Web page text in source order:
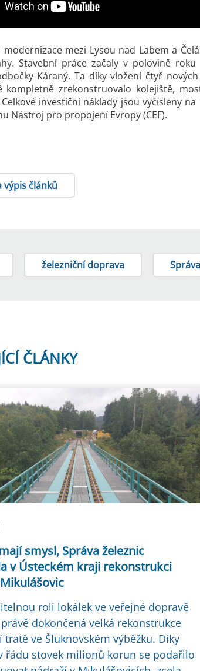
modernizace mezi Lysou nad Labem a
Stavební práce začaly v polovině
Káraný. Ta díky vložení čtyř
kompletně zrekonstruovalo kolejiště,
investiční náklady jsou vyčísleny
Nástroj pro propojení Evropy (CEF).
výpis článků
železniční doprava
ČLÁNKY
smysl, Správa železnic
v Ústeckém kraji rekonstrukci
roli lokálek ve veřejné dopravě
dokončená velká rekonstrukce
tratě ve Šluknovském výběžku. Díky
řádu stovek milionů korun se podařilo